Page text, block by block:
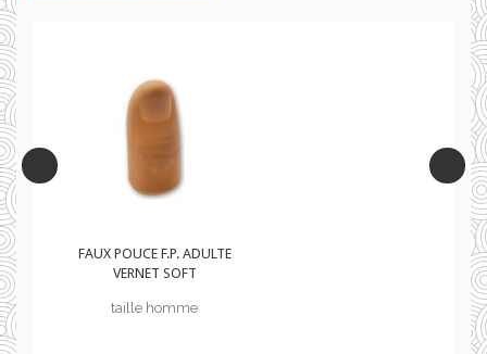
FAUX POUCE F.P. ADULTE
VERNET SOFT
taille homme